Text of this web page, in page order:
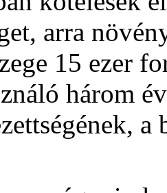
arra
15 ezer
három
a